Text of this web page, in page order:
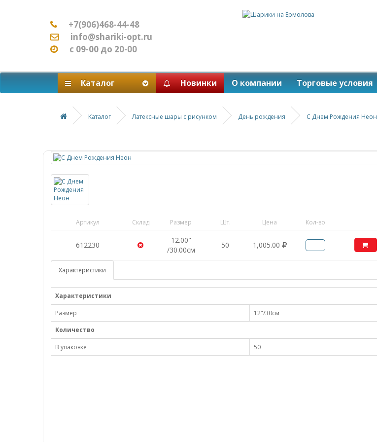
+7(906)468-44-48
info@shariki-opt.ru
с 09-00 до 20-00
Каталог Новинки О компании Торговые условия
Каталог Латексные шары с рисунком День рождения С Днем Рождения Неон
Артикул Склад Размер Шт. Цена Кол-во
612230
12.00"
/30.00см
50 1,005.00
Характеристики
Характеристики
Размер
12"/30см
Количество
В упаковке 50